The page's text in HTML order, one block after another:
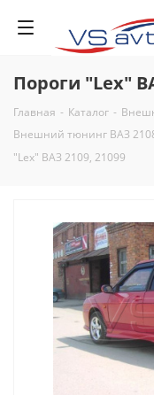
Пороги "Lex"
Главная - Каталог -
Внешний тюнинг ВАЗ
"Lex" ВАЗ 2109, 21099